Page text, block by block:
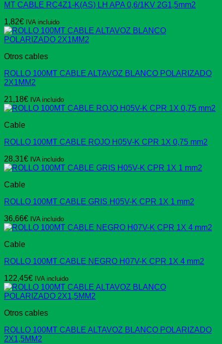
MT CABLE RC4Z1-K(AS) LH APA 0,6/1KV 2G1,5mm2
1,82€ IVA incluido
Otros cables
ROLLO 100MT CABLE ALTAVOZ BLANCO POLARIZADO
2X1MM2
21,18€ IVA incluido
Cable
ROLLO 100MT CABLE ROJO H05V-K CPR 1X 0,75 mm2
28,31€ IVA incluido
Cable
ROLLO 100MT CABLE GRIS H05V-K CPR 1X 1 mm2
36,66€ IVA incluido
Cable
ROLLO 100MT CABLE NEGRO H07V-K CPR 1X 4 mm2
122,45€ IVA incluido
Otros cables
ROLLO 100MT CABLE ALTAVOZ BLANCO POLARIZADO
2X1,5MM2